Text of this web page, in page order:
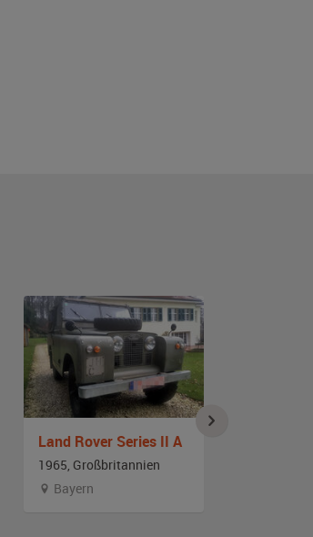
Land Rover Series II A
1965, Großbritannien
Bayern